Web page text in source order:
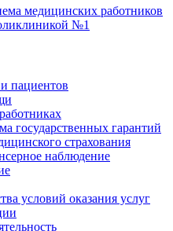
медицинских работников
№1
пациентов
государственных гарантий
страхования
наблюдение
условий оказания услуг